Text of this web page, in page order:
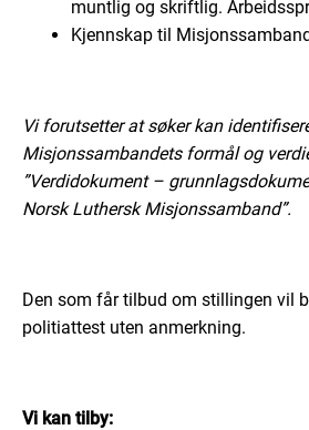
muntlig og skriftlig.
Kjennskap til
Vi forutsetter at søker kan
Misjonssambandets formål og
”Verdidokument –
Norsk Luthersk Misjonssamband”.
Den som får tilbud om stillingen vil
politiattest uten anmerkning.
Vi kan tilby: